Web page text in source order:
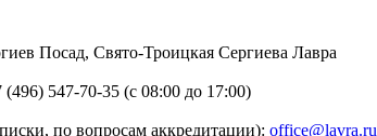
Посад, Свято-Троицкая Сергиева Лавра
547-70-35 (с 08:00 до 17:00)
по вопросам аккредитации): office@lavra.ru